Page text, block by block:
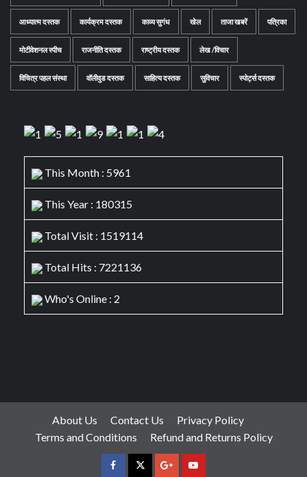
आध्यात्म दस्तक कार्यक्रम दस्तक काव्य सुगंध खेल ताजा खबरें पत्रिका
मोटीवेशनल स्पीच राजनीति दस्तक राष्ट्रीय दस्तक लेख /विचार
विचित्र पहल संस्था वॉलीवुड दस्तक साहित्य दस्तक सुविचार स्पोर्ट्स दस्तक
This Month : 5961
This Year : 180315
Total Visit : 1519114
Total Hits : 7221136
Who's Online : 2
About Us Contact Us
Privacy Policy
Terms and Conditions
Refund and Returns Policy